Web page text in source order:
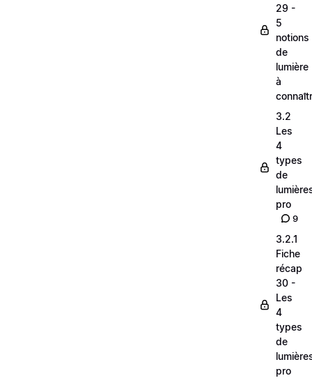
29 -
5
notions
de
lumière
à
3.2
Les
4
types
de
pro
9
3.2.1
Fiche
récap
30 -
Les
4
types
de
pro